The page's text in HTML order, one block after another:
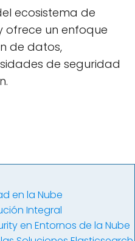
ecosistema de
ofrece un enfoque
de datos,
de seguridad
en la Nube
Integral
en Entornos de la Nube